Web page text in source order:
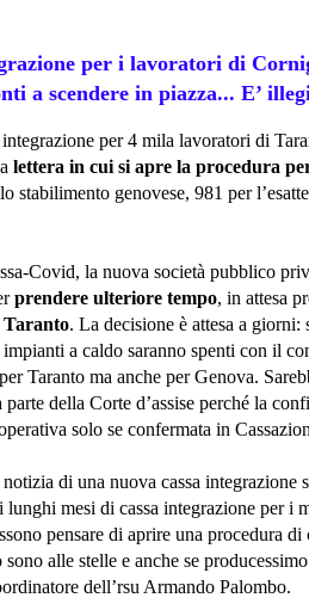
per i lavoratori di
a scendere in piazza... E’
per 4 mila lavoratori di
lettera in cui si apre la procedura
stabilimento genovese, 981 per
Covid, la nuova società pubblico
prendere ulteriore tempo, in attesa
Taranto. La decisione è attesa a
a caldo saranno spenti con il
Taranto ma anche per Genova.
parte della Corte d’assise perché la
solo se confermata in
di una nuova cassa integrazione
lunghi mesi di cassa integrazione per i
pensare di aprire una procedura
alle stelle e anche se
dell’rsu Armando Palombo.